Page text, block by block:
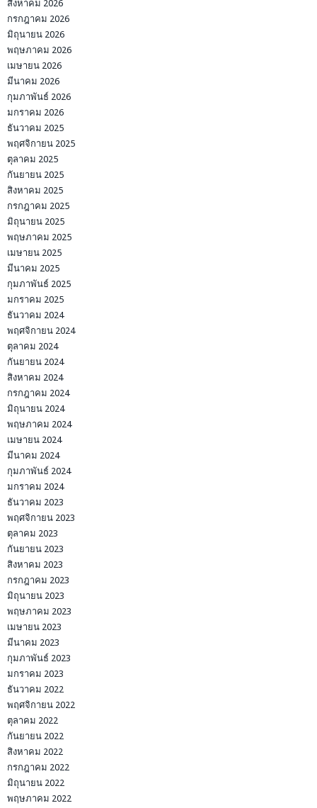
สิงหาคม 2026
กรกฎาคม 2026
มิถุนายน 2026
พฤษภาคม 2026
เมษายน 2026
มีนาคม 2026
กุมภาพันธ์ 2026
มกราคม 2026
ธันวาคม 2025
พฤศจิกายน 2025
ตุลาคม 2025
กันยายน 2025
สิงหาคม 2025
กรกฎาคม 2025
มิถุนายน 2025
พฤษภาคม 2025
เมษายน 2025
มีนาคม 2025
กุมภาพันธ์ 2025
มกราคม 2025
ธันวาคม 2024
พฤศจิกายน 2024
ตุลาคม 2024
กันยายน 2024
สิงหาคม 2024
กรกฎาคม 2024
มิถุนายน 2024
พฤษภาคม 2024
เมษายน 2024
มีนาคม 2024
กุมภาพันธ์ 2024
มกราคม 2024
ธันวาคม 2023
พฤศจิกายน 2023
ตุลาคม 2023
กันยายน 2023
สิงหาคม 2023
กรกฎาคม 2023
มิถุนายน 2023
พฤษภาคม 2023
เมษายน 2023
มีนาคม 2023
กุมภาพันธ์ 2023
มกราคม 2023
ธันวาคม 2022
พฤศจิกายน 2022
ตุลาคม 2022
กันยายน 2022
สิงหาคม 2022
กรกฎาคม 2022
มิถุนายน 2022
พฤษภาคม 2022